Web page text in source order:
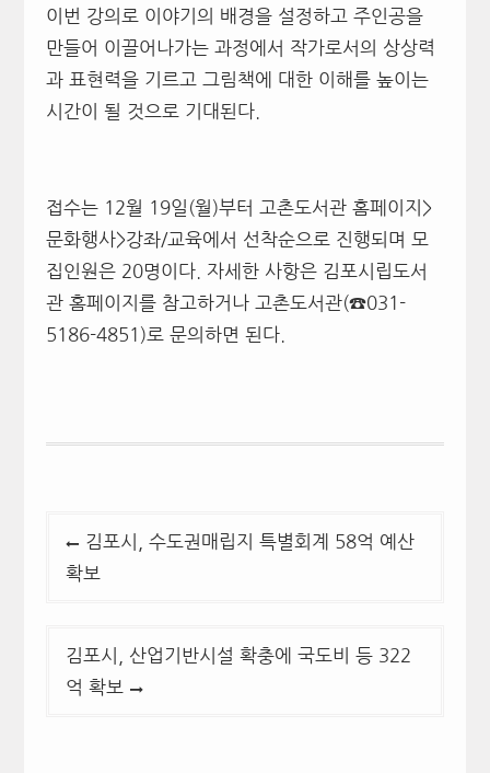
이번 강의로 이야기의 배경을 설정하고 주인공을
만들어 이끌어나가는 과정에서 작가로서의 상상력
과 표현력을 기르고 그림책에 대한 이해를 높이는
시간이 될 것으로 기대된다.
접수는 12월 19일(월)부터 고촌도서관 홈페이지>
문화행사>강좌/교육에서 선착순으로 진행되며 모
집인원은 20명이다. 자세한 사항은 김포시립도서
관 홈페이지를 참고하거나 고촌도서관(☎031-
5186-4851)로 문의하면 된다.
김포시, 수도권매립지 특별회계 58억 예산
확보
김포시, 산업기반시설 확충에 국도비 등 322
억 확보